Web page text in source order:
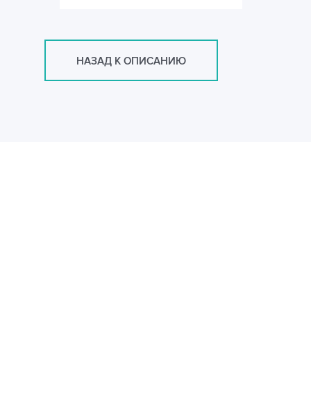
НАЗАД К ОПИСАНИЮ